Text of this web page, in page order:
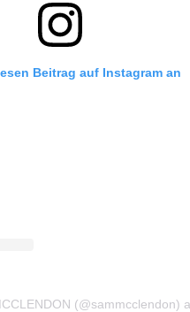
Beitrag auf Instagram an
(@sammcclendon)